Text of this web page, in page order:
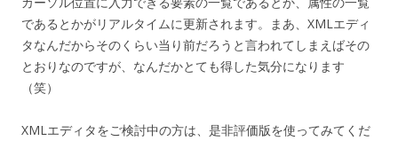
であるとかがリアルタイムに更新されます。まあ、XMLエディ
タなんだからそのくらい当り前だろうと言われてしまえばその
とおりなのですが、なんだかとても得した気分になります
（笑）
XMLエディタをご検討中の方は、是非評価版を使ってみてくだ